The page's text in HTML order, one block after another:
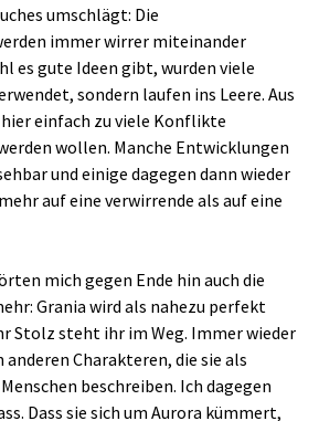
umschlägt: Die
immer wirrer miteinander
es gute Ideen gibt, wurden viele
sondern laufen ins Leere. Aus
einfach zu viele Konflikte
wollen. Manche Entwicklungen
und einige dagegen dann wieder
auf eine verwirrende als auf eine
mich gegen Ende hin auch die
Grania wird als nahezu perfekt
Stolz steht ihr im Weg. Immer wieder
anderen Charakteren, die sie als
beschreiben. Ich dagegen
Dass sie sich um Aurora kümmert,